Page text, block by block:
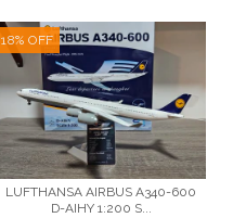
18% OFF
LUFTHANSA AIRBUS A340-600
D-AIHY 1:200 S...